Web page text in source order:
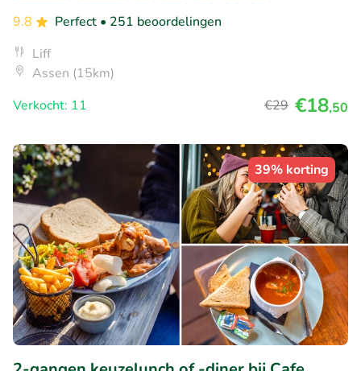
9.8
Perfect • 251 beoordelingen
Liff
Assen (15km)
Verkocht: 11
€29 €18,50
39% korting